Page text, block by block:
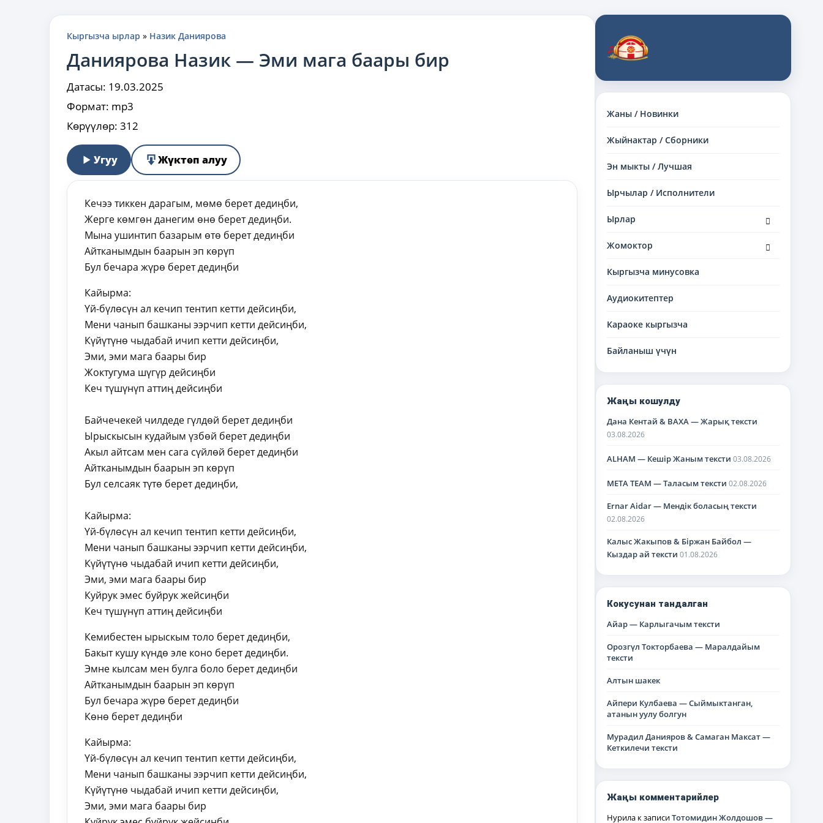
Жаны / Новинки
Жыйнактар / Сборники
Эн мыкты / Лучшая
Ырчылар / Исполнители
Ырлар
дочернее
Жомоктор
дочернее
Кыргызча минусовка
Аудиокитептер
Караоке кыргызча
Байланыш үчүн
Жаңы кошулду
Дана Кентай & BAXA — Жарық тексти
03.08.2026
ALHAM — Кешір Жаным тексти 03.08.2026
META TEAM — Таласым тексти 02.08.2026
Ernar Aidar — Мендік боласың тексти
02.08.2026
Калыс Жакыпов & Біржан Байбол —
Кыздар ай тексти 01.08.2026
Кокусунан тандалган
Айар — Карлыгачым тексти
Орозгүл Токторбаева — Маралдайым
тексти
Алтын шакек
Айпери Кулбаева — Сыймыктанган,
атанын уулу болгун
Мурадил Данияров & Самаган Максат —
Кеткилечи тексти
Жаңы комментарийлер
Нурила к записиТотомидин Жолдошов —
Кыргызча ырлар » Назик Даниярова
Даниярова Назик — Эми мага баары бир
Датасы: 19.03.2025
Формат: mp3
Көрүүлөр: 312
Угуу Жүктөп алуу
Кечээ тиккен дарагым, мөмө берет дедиңби,
Жерге көмгөн данегим өнө берет дедиңби.
Мына ушинтип базарым өтө берет дедиңби
Айтканымдын баарын эп көрүп
Бул бечара жүрө берет дедиңби
Кайырма:
Үй-бүлөсүн ал кечип тентип кетти дейсиңби,
Мени чанып башканы ээрчип кетти дейсиңби,
Күйүтүнө чыдабай ичип кетти дейсиңби,
Эми, эми мага баары бир
Жоктугума шүгүр дейсиңби
Кеч түшүнүп аттиң дейсиңби
Байчечекей чилдеде гүлдөй берет дедиңби
Ырыскысын кудайым үзбөй берет дедиңби
Акыл айтсам мен сага сүйлөй берет дедиңби
Айтканымдын баарын эп көрүп
Бул селсаяк түтө берет дедиңби,
Кайырма:
Үй-бүлөсүн ал кечип тентип кетти дейсиңби,
Мени чанып башканы ээрчип кетти дейсиңби,
Күйүтүнө чыдабай ичип кетти дейсиңби,
Эми, эми мага баары бир
Куйрук эмес буйрук жейсиңби
Кеч түшүнүп аттиң дейсиңби
Кемибестен ырыскым толо берет дедиңби,
Бакыт кушу күндө эле коно берет дедиңби.
Эмне кылсам мен булга боло берет дедиңби
Айтканымдын баарын эп көрүп
Бул бечара жүрө берет дедиңби
Көнө берет дедиңби
Кайырма:
Үй-бүлөсүн ал кечип тентип кетти дейсиңби,
Мени чанып башканы ээрчип кетти дейсиңби,
Күйүтүнө чыдабай ичип кетти дейсиңби,
Эми, эми мага баары бир